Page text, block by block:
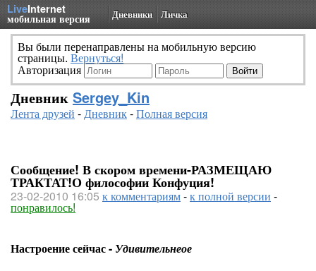
LiveInternet
мобильная версия Дневники Личка
Вы были перенаправлены на мобильную версию
страницы. Вернуться!
Авторизация
Дневник Sergey_Kin
Лента друзей -Дневник-Полная версия
Сообщение! В скором времени-РАЗМЕЩАЮ
ТРАКТАТ!О философии Конфуция!
23-02-2010 16:05 к комментариям-к полной версии -
понравилось!
Настроение сейчас - Удивительнеое